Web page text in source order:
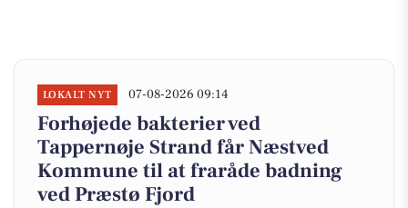
LOKALT NYT 07-08-2026 09:14
Forhøjede bakterier ved
Tappernøje Strand får Næstved
Kommune til at fraråde badning
ved Præstø Fjord